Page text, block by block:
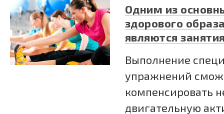
Одним из
здорового
являются
Выполнение
упражнений
компенсировать
двигательную